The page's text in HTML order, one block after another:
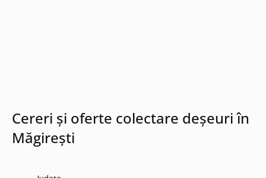
Cereri și oferte colectare deșeuri în
Măgireşti